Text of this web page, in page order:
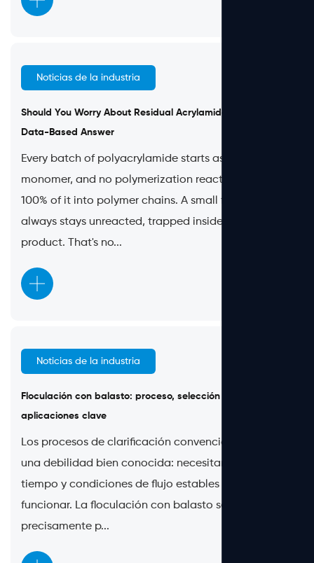
Noticias de la industria
Should You Worry About Residual Acrylamide Monomer? A
Data-Based Answer
Every batch of polyacrylamide starts as acrylamide
monomer, and no polymerization reaction converts
100% of it into polymer chains. A small fraction
always stays unreacted, trapped inside the finished
product. That's no...
Noticias de la industria
Floculación con balasto: proceso, selección de PAM y
aplicaciones clave
Los procesos de clarificación convencionales tienen
una debilidad bien conocida: necesitan espacio,
tiempo y condiciones de flujo estables para
funcionar. La floculación con balasto se desarrolló
precisamente p...